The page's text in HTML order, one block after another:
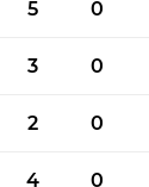
5 0
3 0
2 0
4 0